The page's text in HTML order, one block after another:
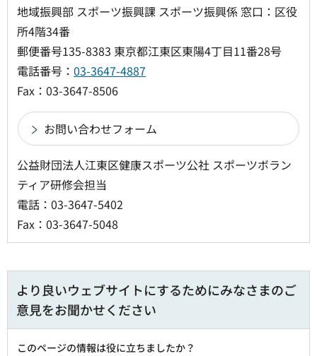
地域振興部 スポーツ振興課 スポーツ振興係 窓口：区役
所4階34番
郵便番号135-8383 東京都江東区東陽4丁目11番28号
電話番号： 03-3647-4887
Fax：03-3647-8506
公益財団法人江東区健康スポーツ公社 スポーツボラン
ティア研修会担当
電話：03-3647-5402
Fax：03-3647-5048
より良いウェブサイトにするためにみなさまのご
意見をお聞かせください
このページの情報は役に立ちましたか？